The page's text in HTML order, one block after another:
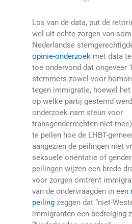
Los van de data, put de
wel uit echte zorgen van
Nederlandse
opinie-onderzoekmet data
toe ondervond dat ongeveer
stemmers zowel voor
tegen immigratie, hoewel
op welke partij gestemd
onderzoek nam steun voor
transgenderrechten niet
te peilen hoe de LHBT-
aangezien de peilingen niet
seksuele oriëntatie of
peilingen wijzen een brede
voor zorgen omtrent
van de ondervraagden in een
peilingzeggen dat “niet-
immigranten een bedreiging